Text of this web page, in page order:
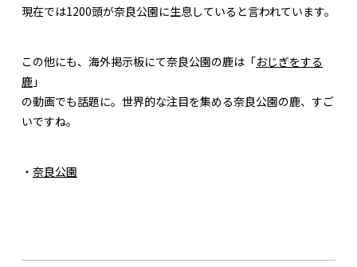
現在では1200頭が奈良公園に生息していると言われています。
この他にも、海外掲示板にて奈良公園の鹿は「おじぎをする
鹿 」
の動画でも話題に。世界的な注目を集める奈良公園の鹿、すご
いですね。
・ 奈良公園